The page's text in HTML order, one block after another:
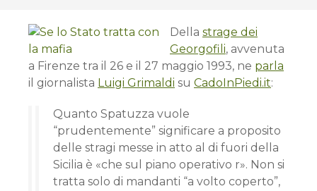
Della strage dei
Georgofili, avvenuta
a Firenze tra il 26 e il 27 maggio 1993, ne parla
il giornalista Luigi Grimaldi su CadoInPiedi.it:
Quanto Spatuzza vuole
“prudentemente” significare a proposito
delle stragi messe in atto al di fuori della
Sicilia è «che sul piano operativo r». Non si
tratta solo di mandanti “a volto coperto”,